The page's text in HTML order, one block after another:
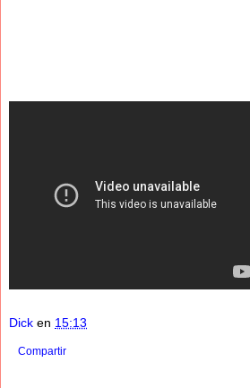
Dick en 15:13
Compartir